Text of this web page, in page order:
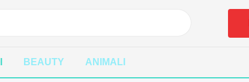
BEAUTY ANIMALI